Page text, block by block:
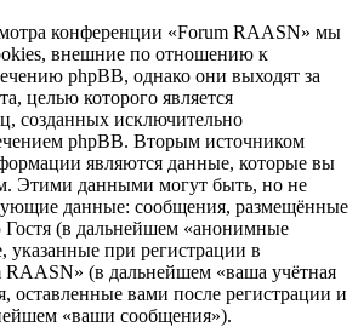
конференции «Forum RAASN» мы
внешние по отношению к
phpBB, однако они выходят за
целью которого является
созданных исключительно
phpBB. Вторым источником
являются данные, которые вы
Этими данными могут быть, но не
данные: сообщения, размещённые
Гостя (в дальнейшем «анонимные
указанные при регистрации в
(в дальнейшем «ваша учётная
оставленные вами после регистрации и
«ваши сообщения»).